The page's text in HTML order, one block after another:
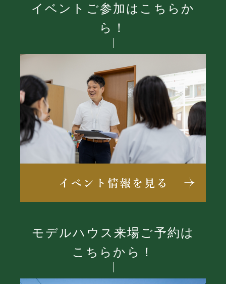
イベントご参加はこちらか
ら！
モデルハウス来場ご予約は
こちらから！